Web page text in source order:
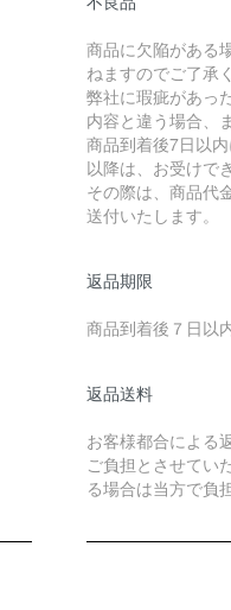
商品に欠陥がある
ねますのでご了承
弊社に瑕疵があっ
内容と違う場合、
商品到着後7日以
以降は、お受けで
その際は、商品代
送付いたします。
返品期限
商品到着後７日以
返品送料
お客様都合による
ご負担とさせてい
る場合は当方で負